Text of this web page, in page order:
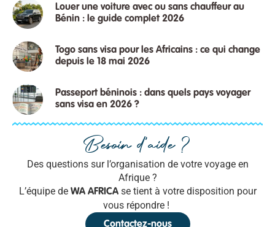
Louer une voiture avec ou sans chauffeur au
Bénin : le guide complet 2026
Togo sans visa pour les Africains : ce qui change
depuis le 18 mai 2026
Passeport béninois : dans quels pays voyager
sans visa en 2026 ?
Besoin d'aide ?
Des questions sur l’organisation de votre voyage en
Afrique ?
L’équipe de WA AFRICAse tient à votre disposition pour
vous répondre !
Contactez-nous